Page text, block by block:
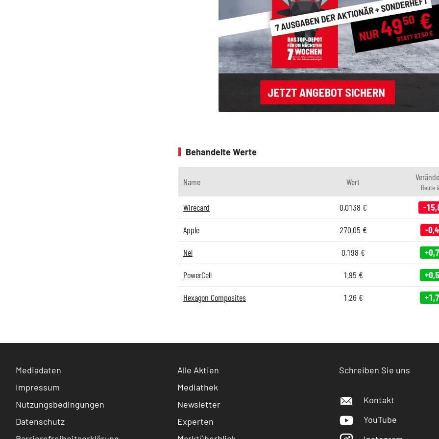
Behandelte Werte
Name Wert
Heute
Wirecard 0,0138 € -
Apple 270,05 € -
Nel 0,198 €
PowerCell 1,95 €
Hexagon Composites 1,26 €
Mediadaten
Impressum
Nutzungsbedingungen
Datenschutz
Alle Aktien
Mediathek
Newsletter
Experten
Schreiben Sie uns
Kontakt
YouTube